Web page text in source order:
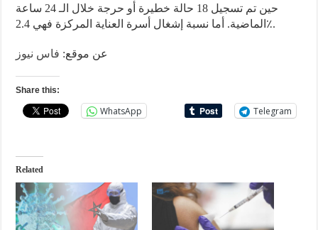
حين تم تسجيل 18 حالة خطيرة أو حرجة خلال الـ 24 ساعة
الماضية. أما نسبة إشغال أسرة العناية المركزة فهي 2.4٪.
عن موقع: فاس نيوز
Share this:
WhatsApp Telegram
Related